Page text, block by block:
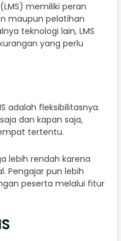
(LMS) memiliki peran
maupun pelatihan
teknologi lain, LMS
yang perlu
adalah fleksibilitasnya.
dan kapan saja,
tertentu.
lebih rendah karena
Pengajar pun lebih
peserta melalui fitur